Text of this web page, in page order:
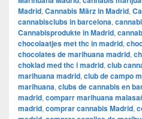
Madrid, Cannabis März in Madrid,
cannabisclubs in barcelona,
Cannabisprodukte in Madrid,
chocolaatjes met thc in madrid,
chocolates de marihuana madrid,
choklad med thc i madrid, club
marihuana madrid, club de campo
marihuana, clubs de cannabis en
madrid, comparr marihuana
madrid, comprar cannabis Madrid,